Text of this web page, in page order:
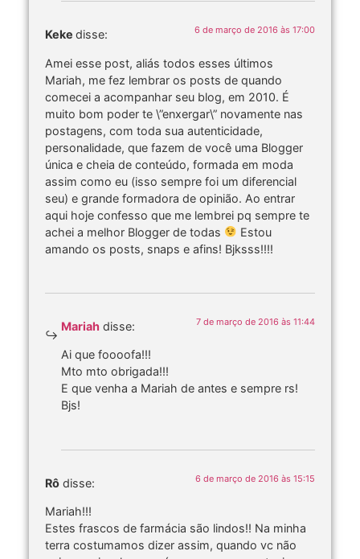
Keke disse: 6 de março de 2016 às 17:00
Amei esse post, aliás todos esses últimos
Mariah, me fez lembrar os posts de quando
comecei a acompanhar seu blog, em 2010. É
muito bom poder te \”enxergar\” novamente nas
postagens, com toda sua autenticidade,
personalidade, que fazem de você uma Blogger
única e cheia de conteúdo, formada em moda
assim como eu (isso sempre foi um diferencial
seu) e grande formadora de opinião. Ao entrar
aqui hoje confesso que me lembrei pq sempre te
achei a melhor Blogger de todas
Estou
amando os posts, snaps e afins! Bjksss!!!!
Mariah disse: 7 de março de 2016 às 11:44
Ai que foooofa!!!
Mto mto obrigada!!!
E que venha a Mariah de antes e sempre rs!
Bjs!
Rô disse: 6 de março de 2016 às 15:15
Mariah!!!
Estes frascos de farmácia são lindos!! Na minha
terra costumamos dizer assim, quando vc não